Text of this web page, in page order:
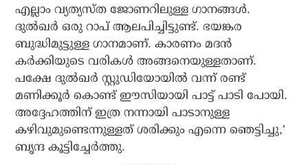
എല്ലാം വ്യത്യസ്ത ജോണറിലുള്ള ഗാനങ്ങള്‍.
ദുല്‍ഖര്‍ ഒരു റാപ് ആലപിച്ചിട്ടുണ്ട്. ഭയങ്കര
ബുദ്ധിമുട്ടുള്ള ഗാനമാണ്. കാരണം മദന്‍
കര്‍ക്കിയുടെ വരികള്‍ അങ്ങനെയുള്ളതാണ്.
പക്ഷേ ദുല്‍ഖര്‍ സ്റ്റുഡിയോയില്‍ വന്ന് രണ്ട്
മണിക്കൂര്‍ കൊണ്ട് ഈസിയായി പാട്ട് പാടി പോയി.
അദ്ദേഹത്തിന് ഇത്ര നന്നായി പാടാനുള്ള
കഴിവുമുണ്ടെന്നുള്ളത് ശരിക്കും എന്നെ ഞെട്ടിച്ചു,’
ബൃന്ദ കൂട്ടിച്ചേര്‍ത്തു.